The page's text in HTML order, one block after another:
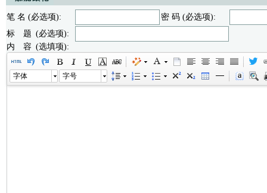
笔 名 (必选项):
密 码 (必选项):
标 题 (必选项):
内 容 (选填项):
字体 字号